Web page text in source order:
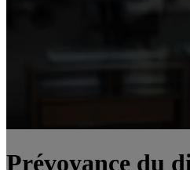
Prévoyance du